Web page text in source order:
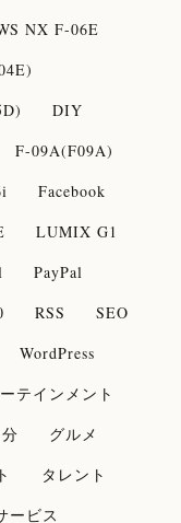
NX F-06E
DIY
F-09A(F09A)
Facebook
LUMIX G1
PayPal
RSS
SEO
WordPress
テインメント
グルメ
タレント
ービス